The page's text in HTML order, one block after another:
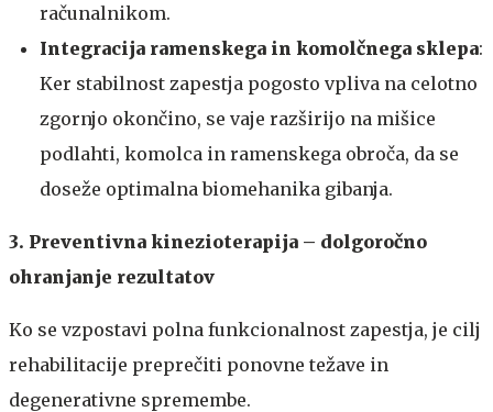
računalnikom.
Integracija ramenskega in komolčnega sklepa:
Ker stabilnost zapestja pogosto vpliva na celotno
zgornjo okončino, se vaje razširijo na mišice
podlahti, komolca in ramenskega obroča, da se
doseže optimalna biomehanika gibanja.
3. Preventivna kinezioterapija – dolgoročno
ohranjanje rezultatov
Ko se vzpostavi polna funkcionalnost zapestja, je cilj
rehabilitacije preprečiti ponovne težave in
degenerativne spremembe.